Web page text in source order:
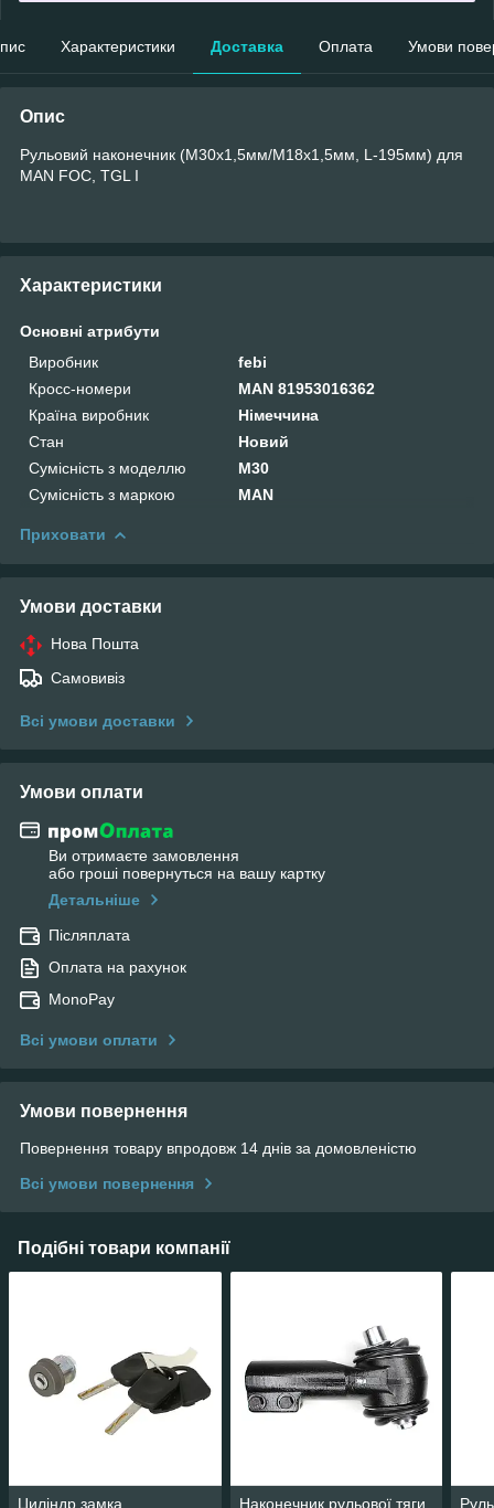
Характеристики Доставка Оплата Умови
Опис
Рульовий наконечник (M30x1,5мм/M18x1,5мм, L-195мм) для
MAN FOC, TGL I
Характеристики
Основні атрибути
Виробник
febi
Кросс-номери
MAN 81953016362
Країна виробник
Німеччина
Стан
Новий
Сумісність з моделлю
M30
Сумісність з маркою
MAN
Приховати
Умови доставки
Нова Пошта
Самовивіз
Всі умови доставки
Умови оплати
Ви отримаєте замовлення
або гроші повернуться на вашу картку
Детальніше
Післяплата
Оплата на рахунок
MonoPay
Всі умови оплати
Умови повернення
Повернення товару впродовж 14 днів за домовленістю
Всі умови повернення
Подібні товари компанії
Циліндр замка Наконечник рульової тяги